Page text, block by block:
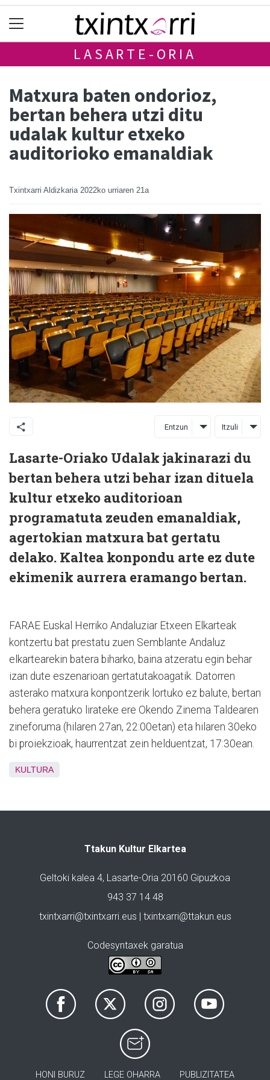
LASARTE-ORIA
Matxura baten ondorioz,
bertan behera utzi ditu
udalak kultur etxeko
auditorioko emanaldiak
Txintxarri Aldizkaria 2022ko urriaren 21a
Entzun Itzuli
Lasarte-Oriako Udalak jakinarazi du
bertan behera utzi behar izan dituela
kultur etxeko auditorioan
programatuta zeuden emanaldiak,
agertokian matxura bat gertatu
delako. Kaltea konpondu arte ez dute
ekimenik aurrera eramango bertan.
FARAE Euskal Herriko Andaluziar Etxeen Elkarteak
kontzertu bat prestatu zuen Semblante Andaluz
elkartearekin batera biharko, baina atzeratu egin behar
izan dute eszenarioan gertatutakoagatik. Datorren
asterako matxura konpontzerik lortuko ez balute, bertan
behera geratuko lirateke ere Okendo Zinema Taldearen
zineforuma (hilaren 27an, 22:00etan) eta hilaren 30eko
bi proiekzioak, haurrentzat zein helduentzat, 17:30ean.
KULTURA
Ttakun Kultur Elkartea
Geltoki kalea 4, Lasarte-Oria 20160 Gipuzkoa
943 37 14 48
txintxarri@txintxarri.eus | txintxarri@ttakun.eus
Codesyntaxek garatua
HONI BURUZ LEGE OHARRA PUBLIZITATEA